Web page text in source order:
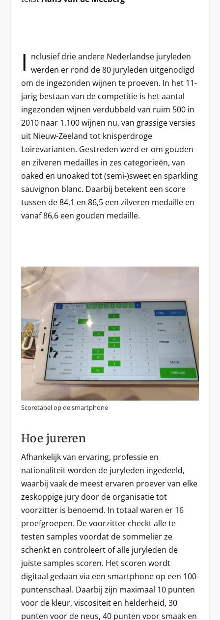
I nclusief drie andere Nederlandse juryleden
werden er rond de 80 juryleden uitgenodigd
om de ingezonden wijnen te proeven. In het 11-
jarig bestaan van de competitie is het aantal
ingezonden wijnen verdubbeld van ruim 500 in
2010 naar 1.100 wijnen nu, van grassige versies
uit Nieuw-Zeeland tot knisperdroge
Loirevarianten. Gestreden werd er om gouden
en zilveren medailles in zes categorieën, van
oaked en unoaked tot (semi-)sweet en sparkling
sauvignon blanc. Daarbij betekent een score
tussen de 84,1 en 86,5 een zilveren medaille en
vanaf 86,6 een gouden medaille.
Scoretabel op de smartphone
Hoe jureren
Afhankelijk van ervaring, professie en
nationaliteit worden de juryleden ingedeeld,
waarbij vaak de meest ervaren proever van elke
zeskoppige jury door de organisatie tot
voorzitter is benoemd. In totaal waren er 16
proefgroepen. De voorzitter checkt alle te
testen samples voordat de sommelier ze
schenkt en controleert of alle juryleden de
juiste samples scoren. Het scoren wordt
digitaal gedaan via een smartphone op een 100-
puntenschaal. Daarbij zijn maximaal 10 punten
voor de kleur, viscositeit en helderheid, 30
punten voor de neus, 40 punten voor smaak en